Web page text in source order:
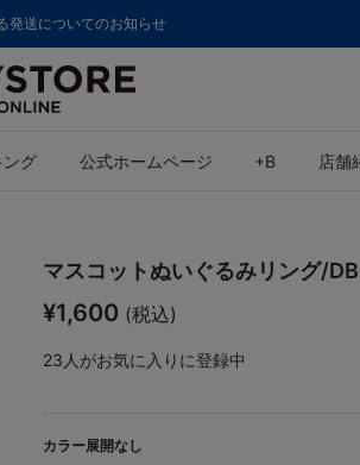
発送についてのお知らせ
ング 公式ホームページ +B 店舗
マスコットぬいぐるみリング/
¥1,600 (税込)
23 人がお気に入りに登録中
カラー展開なし